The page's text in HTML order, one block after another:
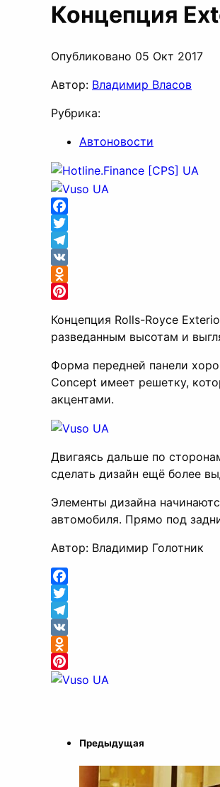
Концепция
Опубликовано 05 Окт 2017
Автор: Владимир Власов
Рубрика:
Автоновости
Facebook
Twitter
Telegram
VK
Odnoklassniki
Концепция Rolls-Royce
разведанным высотам и
Форма передней панели
Concept имеет решетку,
акцентами.
Двигаясь дальше по
сделать дизайн ещё более
Элементы дизайна
автомобиля. Прямо под
Автор: Владимир Голотник
Facebook
Twitter
Telegram
VK
Odnoklassniki
Pinterest
Предыдущая